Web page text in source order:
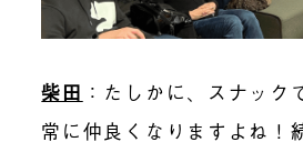
柴田 ：たしかに、スナック
常に仲良くなりますよね！